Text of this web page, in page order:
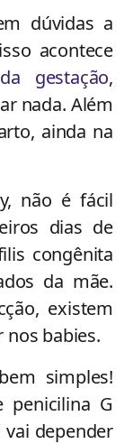
dúvidas a
acontece
gestação,
nada. Além
ainda na
não é fácil
dias de
congênita
da mãe.
existem
nos babies.
simples!
penicilina G
vai depender